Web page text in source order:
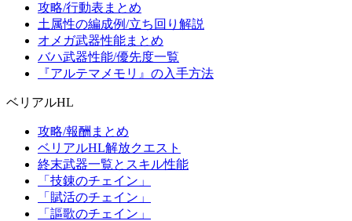
攻略/行動表まとめ
土属性の編成例/立ち回り解説
オメガ武器性能まとめ
バハ武器性能/優先度一覧
『アルテマメモリ』の入手方法
ベリアルHL
攻略/報酬まとめ
ベリアルHL解放クエスト
終末武器一覧とスキル性能
「技錬のチェイン」
「賦活のチェイン」
「謳歌のチェイン」